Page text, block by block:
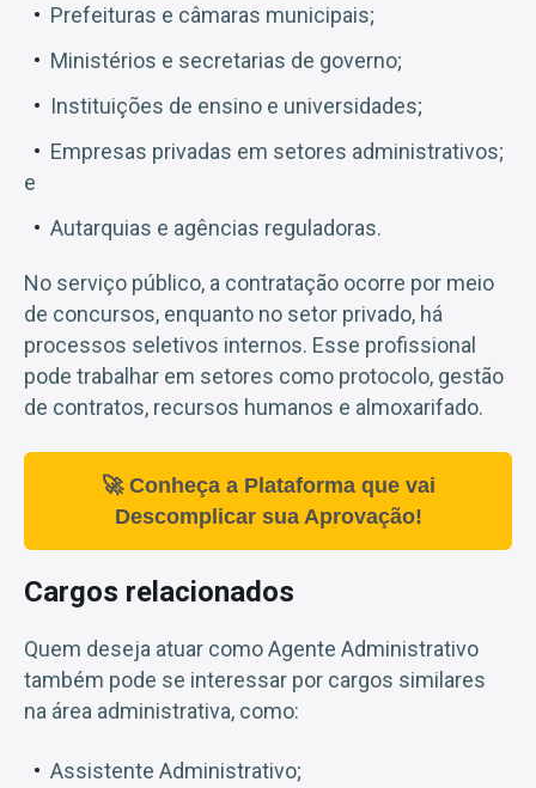
Prefeituras e câmaras municipais;
Ministérios e secretarias de governo;
Instituições de ensino e universidades;
Empresas privadas em setores administrativos;
e
Autarquias e agências reguladoras.
No serviço público, a contratação ocorre por meio
de concursos, enquanto no setor privado, há
processos seletivos internos. Esse profissional
pode trabalhar em setores como protocolo, gestão
de contratos, recursos humanos e almoxarifado.
🚀 Conheça a Plataforma que vai
Descomplicar sua Aprovação!
Cargos relacionados
Quem deseja atuar como Agente Administrativo
também pode se interessar por cargos similares
na área administrativa, como:
Assistente Administrativo;